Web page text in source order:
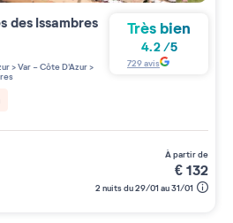
des Issambres
>Var - Côte D'Azur>
Très bien
4.2/5
729avis
à partir de
€132
2 nuits du 29/01 au 31/01